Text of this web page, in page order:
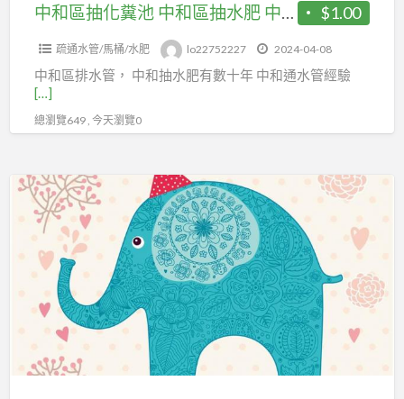
通
管
$1.00
中和區抽化糞池 中和區抽水肥 中和區通水管
疏通水管/馬桶/水肥 lo22752227 2024-04-08
中和區排水管， 中和抽水肥有數十年 中和通水管經驗
[…]
總瀏覽649 , 今天瀏覽0
中
抽
肥